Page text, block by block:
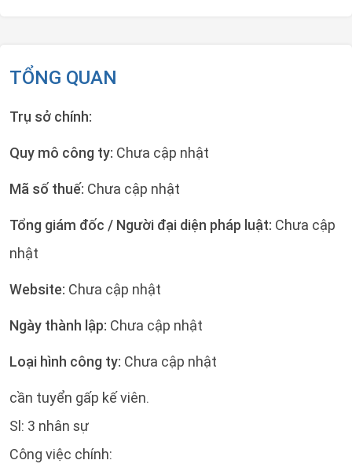
TỔNG QUAN
Trụ sở chính:
Quy mô công ty: Chưa cập nhật
Mã số thuế: Chưa cập nhật
Tổng giám đốc / Người đại diện pháp luật: Chưa cập
nhật
Website: Chưa cập nhật
Ngày thành lập: Chưa cập nhật
Loại hình công ty: Chưa cập nhật
cần tuyển gấp kế viên.
Sl: 3 nhân sự
Công việc chính: